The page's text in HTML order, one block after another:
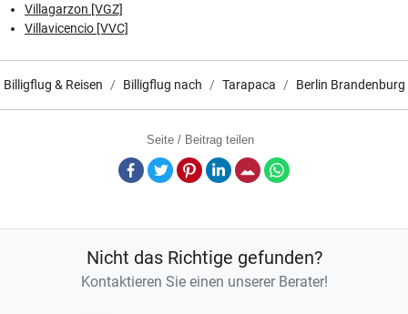
Villagarzon [VGZ]
Villavicencio [VVC]
Billigflug & Reisen Billigflug nach Tarapaca Berlin Brandenburg
Seite / Beitrag teilen
Facebook
TwitterPinterestLinkedInE-Mail
Nicht das Richtige gefunden?
Kontaktieren Sie einen unserer Berater!